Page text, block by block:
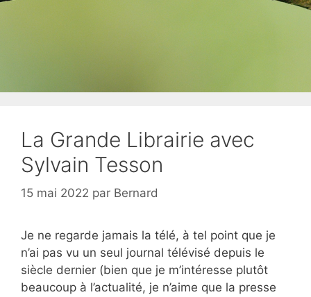
La Grande Librairie avec
Sylvain Tesson
15 mai 2022 par Bernard
Je ne regarde jamais la télé, à tel point que je
n’ai pas vu un seul journal télévisé depuis le
siècle dernier (bien que je m’intéresse plutôt
beaucoup à l’actualité, je n’aime que la presse